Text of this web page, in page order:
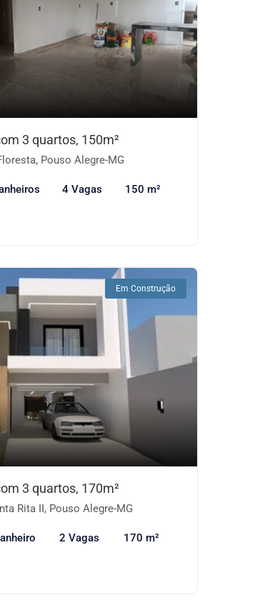
3 quartos, 150m²
Pouso Alegre-MG
4 Vagas 150 m²
Em Construção
3 quartos, 170m²
Rita II, Pouso Alegre-MG
2 Vagas 170 m²